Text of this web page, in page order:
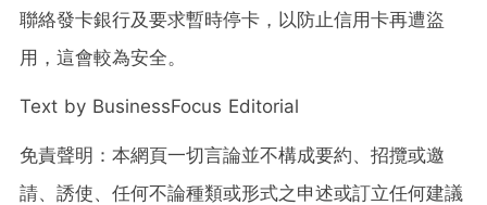
聯絡發卡銀行及要求暫時停卡，以防止信用卡再遭盜
用，這會較為安全。
Text by BusinessFocus Editorial
免責聲明：本網頁一切言論並不構成要約、招攬或邀
請、誘使、任何不論種類或形式之申述或訂立任何建議